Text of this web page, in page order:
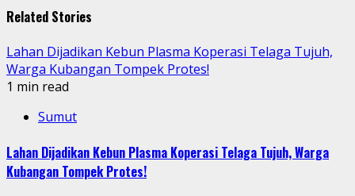
Related Stories
Lahan Dijadikan Kebun Plasma Koperasi Telaga Tujuh,
Warga Kubangan Tompek Protes!
1 min read
Sumut
Lahan Dijadikan Kebun Plasma Koperasi Telaga Tujuh, Warga
Kubangan Tompek Protes!